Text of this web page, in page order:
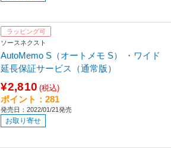
ラッピング可
ソースネクスト
AutoMemo S（オートメモ S） ・ワイド
延長保証サービス（通常版）
¥2,810 (税込)
ポイント：281
発売日：2022/01/21発売
お取り寄せ